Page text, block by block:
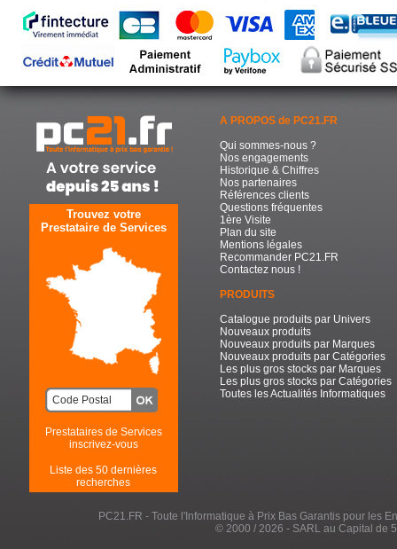
Trouvez votre
Prestataire de Services
Prestataires de Services
inscrivez-vous
Liste des 50 dernières
recherches
A PROPOS de PC21.FR
Qui sommes-nous ?
Nos engagements
Historique & Chiffres
Nos partenaires
Références clients
Questions fréquentes
1ère Visite
Plan du site
Mentions légales
Recommander PC21.FR
Contactez nous !
PRODUITS
Catalogue produits par Univers
Nouveaux produits
Nouveaux produits par Marques
Nouveaux produits par Catégories
Les plus gros stocks par Marques
Les plus gros stocks par Catégories
Toutes les Actualités Informatiques
PC21.FR - Toute l'Informatique à Prix Bas Garantis pour les
© 2000 / 2026 - SARL au Capital de